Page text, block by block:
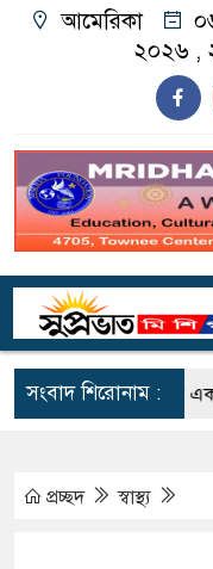
আমেরিকা
২০২৬ ,
সংবাদ শিরোনাম :
গুলিবর্ষণ; নিহত একজন, আহত
প্রচ্ছদ স্বাস্থ্য